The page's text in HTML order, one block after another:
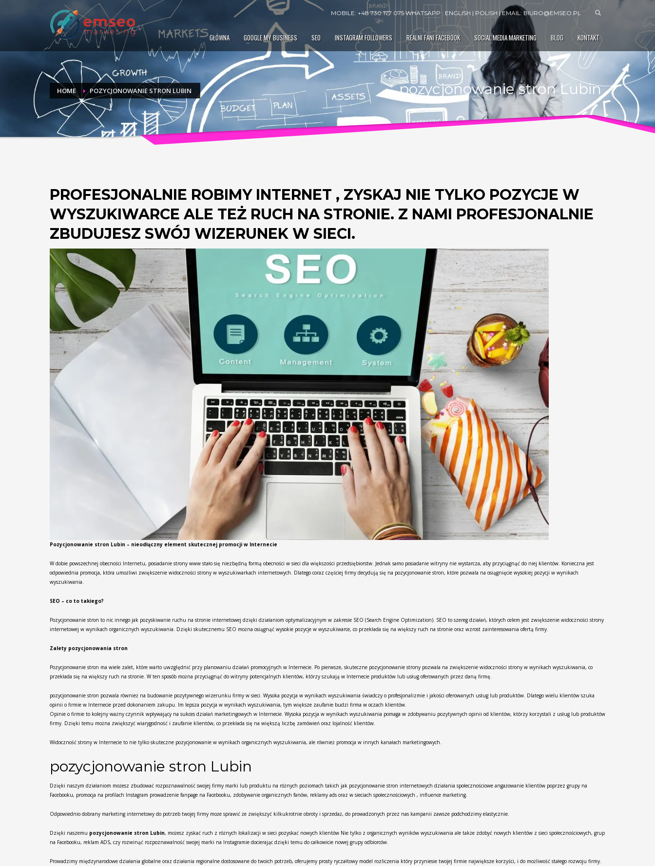
MOBILE: +48 730 177 075 WHATSAPP : ENGLISH | POLISH | EMAIL:BIURO@EMSEO.PL
GŁÓWNA GOOGLE MY BUSINESS SEO INSTAGRAM FOLLOWERS REALNI FANI FACEBOOK SOCIAL MEDIA MARKETING BLOG KONTAKT
HOME POZYCJONOWANIE STRON LUBIN pozycjonowanie stron Lubin
PROFESJONALNIE ROBIMY INTERNET , ZYSKAJ NIE TYLKO POZYCJE W
WYSZUKIWARCE ALE TEŻ RUCH NA STRONIE. Z NAMI PROFESJONALNIE
ZBUDUJESZ SWÓJ WIZERUNEK W SIECI.
Pozycjonowanie stron Lubin – nieodłączny element skutecznej promocji w Internecie
W dobie powszechnej obecności Internetu, posiadanie strony www stało się niezbędną formą obecności w sieci dla większości przedsiębiorstw. Jednak samo posiadanie witryny nie wystarcza, aby przyciągnąć do niej klientów. Konieczna jest
odpowiednia promocja, która umożliwi zwiększenie widoczności strony w wyszukiwarkach internetowych. Dlatego coraz częściej firmy decydują się na pozycjonowanie stron, które pozwala na osiągnięcie wysokiej pozycji w wynikach
wyszukiwania.
SEO – co to takiego?
Pozycjonowanie stron to nic innego jak pozyskiwanie ruchu na stronie internetowej dzięki działaniom optymalizacyjnym w zakresie SEO (Search Engine Optimization). SEO to szereg działań, których celem jest zwiększenie widoczności strony
internetowej w wynikach organicznych wyszukiwania. Dzięki skutecznemu SEO można osiągnąć wysokie pozycje w wyszukiwarce, co przekłada się na większy ruch na stronie oraz wzrost zainteresowania ofertą firmy.
Zalety pozycjonowania stron
Pozycjonowanie stron ma wiele zalet, które warto uwzględnić przy planowaniu działań promocyjnych w Internecie. Po pierwsze, skuteczne pozycjonowanie strony pozwala na zwiększenie widoczności strony w wynikach wyszukiwania, co
przekłada się na większy ruch na stronie. W ten sposób można przyciągnąć do witryny potencjalnych klientów, którzy szukają w Internecie produktów lub usług oferowanych przez daną firmę.
pozycjonowanie stron pozwala również na budowanie pozytywnego wizerunku firmy w sieci. Wysoka pozycja w wynikach wyszukiwania świadczy o profesjonalizmie i jakości oferowanych usług lub produktów. Dlatego wielu klientów szuka
opinii o firmie w Internecie przed dokonaniem zakupu. Im lepsza pozycja w wynikach wyszukiwania, tym większe zaufanie budzi firma w oczach klientów.
Opinie o firmie to kolejny ważny czynnik wpływający na sukces działań marketingowych w Internecie. Wysoka pozycja w wynikach wyszukiwania pomaga w zdobywaniu pozytywnych opinii od klientów, którzy korzystali z usług lub produktów
firmy. Dzięki temu można zwiększyć wiarygodność i zaufanie klientów, co przekłada się na większą liczbę zamówień oraz lojalność klientów.
Widoczność strony w Internecie to nie tylko skuteczne pozycjonowanie w wynikach organicznych wyszukiwania, ale również promocja w innych kanałach marketingowych.
pozycjonowanie stron Lubin
Dzięki naszym działaniom możesz zbudować rozpoznawalność swojej firmy marki lub produktu na różnych poziomach takich jak pozycjonowanie stron internetowych działania społecznościowe angażowanie klientów poprzez grupy na
Facebooku, promocja na profilach Instagram prowadzenie fanpage na Facebooku, zdobywanie organicznych fanów, reklamy ads oraz w sieciach społecznościowych , influence marketing.
Odpowiednio dobrany marketing internetowy do potrzeb twojej firmy może sprawić że zwiększyć kilkukrotnie obroty i sprzedaż, do prowadzonych przez nas kampanii zawsze podchodzimy elastycznie.
Dzięki naszemu pozycjonowanie stron Lubin, możesz zyskać ruch z różnych lokalizacji w sieci pozyskać nowych klientów Nie tylko z organicznych wyników wyszukiwania ale także zdobyć nowych klientów z sieci społecznościowych, grup
na Facebooku, reklam ADS, czy rozwinąć rozpoznawalność swojej marki na Instagramie docierając dzięki temu do całkowicie nowej grupy odbiorców.
Prowadzimy międzynarodowe działania globalne oraz działania regionalne dostosowane do twoich potrzeb, oferujemy prosty ryczałtowy model rozliczenia który przyniesie twojej firmie największe korzyści, i do możliwość stałego rozwoju firmy.